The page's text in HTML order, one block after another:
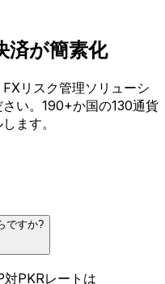
済が簡素化
リスク管理ソリューシ
い。190+か国の130通貨
ます。
ですか?
PKRレートは